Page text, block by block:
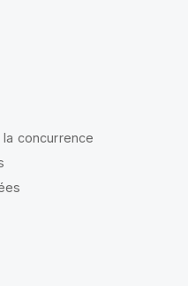
concurrence